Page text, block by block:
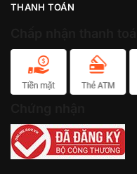
THANH TOÁN